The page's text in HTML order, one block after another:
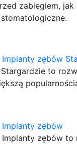
zabiegiem,
Implanty zębów
to
Implanty zębów
Implanty zębów to